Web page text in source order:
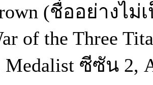
(ชื่ออย่างไม่
of the Three
Medalist ซีซัน 2,